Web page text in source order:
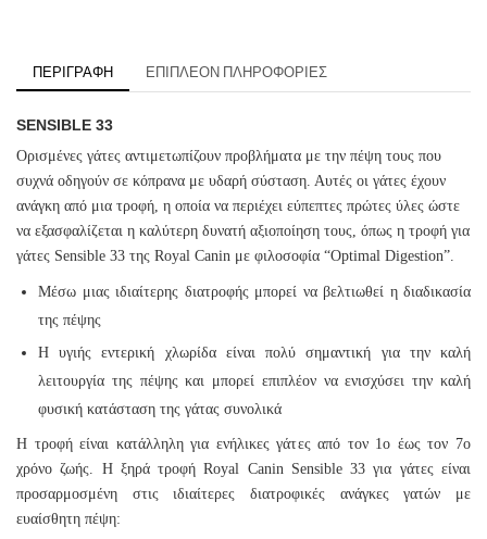
ΠΕΡΙΓΡΑΦΉ ΕΠΙΠΛΈΟΝ ΠΛΗΡΟΦΟΡΊΕΣ
SENSIBLE 33
Ορισμένες γάτες αντιμετωπίζουν προβλήματα με την πέψη τους που
συχνά οδηγούν σε κόπρανα με υδαρή σύσταση. Αυτές οι γάτες έχουν
ανάγκη από μια τροφή, η οποία να περιέχει εύπεπτες πρώτες ύλες ώστε
να εξασφαλίζεται η καλύτερη δυνατή αξιοποίηση τους, όπως η τροφή για
γάτες Sensible 33 της Royal Canin με φιλοσοφία “Optimal Digestion”.
Μέσω μιας ιδιαίτερης διατροφής μπορεί να βελτιωθεί η διαδικασία
της πέψης
Η υγιής εντερική χλωρίδα είναι πολύ σημαντική για την καλή
λειτουργία της πέψης και μπορεί επιπλέον να ενισχύσει την καλή
φυσική κατάσταση της γάτας συνολικά
Η τροφή είναι κατάλληλη για ενήλικες γάτες από τον 1ο έως τον 7ο
χρόνο ζωής. Η ξηρά τροφή Royal Canin Sensible 33 για γάτες είναι
προσαρμοσμένη στις ιδιαίτερες διατροφικές ανάγκες γατών με
ευαίσθητη πέψη: